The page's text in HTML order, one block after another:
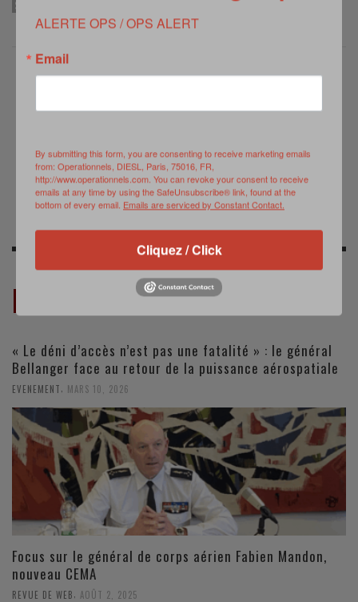
SIMMAD
logistique en
Afghanistan (juin
2011)
RELATED POSTS
« Le déni d’accès n’est pas une fatalité » : le général
Bellanger face au retour de la puissance aérospatiale
EVENEMENT MARS 10, 2026
Focus sur le général de corps aérien Fabien Mandon,
nouveau CEMA
REVUE DE WEB AOÛT 2, 2025
ALERTE OPS / OPS ALERT
Email
By submitting this form, you are consenting to receive marketing emails
from: Operationnels, DIESL, Paris, 75016, FR,
http://www.operationnels.com. You can revoke your consent to receive
emails at any time by using the SafeUnsubscribe® link, found at the
bottom of every email. Emails are serviced by Constant Contact.
Cliquez / Click